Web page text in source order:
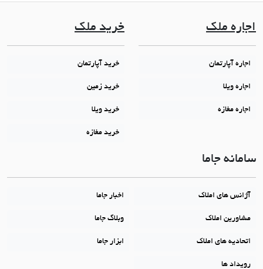
اجاره ملک
اجاره آپارتمان
اجاره ویلا
اجاره مغازه
خرید ملک
خرید آپارتمان
خرید زمین
خرید ویلا
خرید مغازه
سامانه جاما
آژانس های املاک اخبار جاما
مشاورین املاک وبلاگ جاما
اتحادیه های املاک ابزار جاما
رویداد ها